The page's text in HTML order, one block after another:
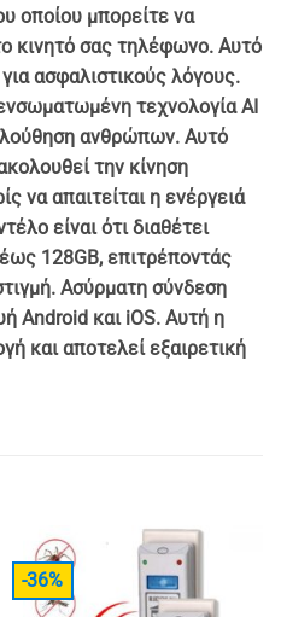
οποίου μπορείτε να
κινητό σας τηλέφωνο. Αυτό
ασφαλιστικούς λόγους.
τεχνολογία AI
ανθρώπων. Αυτό
την κίνηση
να απαιτείται η ενέργειά
είναι ότι διαθέτει
128GB, επιτρέποντάς
Ασύρματη σύνδεση
Android και iOS. Αυτή η
και αποτελεί εξαιρετική
-36%